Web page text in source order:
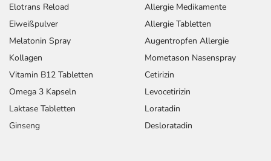
Elotrans Reload
Eiweißpulver
Melatonin Spray
Kollagen
Vitamin B12 Tabletten
Omega 3 Kapseln
Laktase Tabletten
Ginseng
Allergie Medikamente
Allergie Tabletten
Augentropfen Allergie
Mometason Nasenspray
Cetirizin
Levocetirizin
Loratadin
Desloratadin